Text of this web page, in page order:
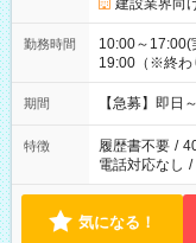
建設業界向
勤務時間
10:00～
19:00（※終わ
期間 【急募】即
特徴 履歴書不要 /
電話対応なし /
気になる！